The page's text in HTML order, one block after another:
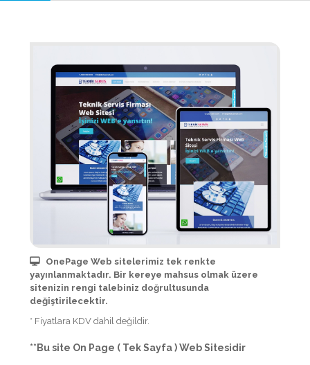
OnePage Web sitelerimiz tek renkte
yayınlanmaktadır. Bir kereye mahsus olmak üzere
sitenizin rengi talebiniz doğrultusunda
değiştirilecektir.
* Fiyatlara KDV dahil değildir.
**Bu site On Page ( Tek Sayfa ) Web Sitesidir